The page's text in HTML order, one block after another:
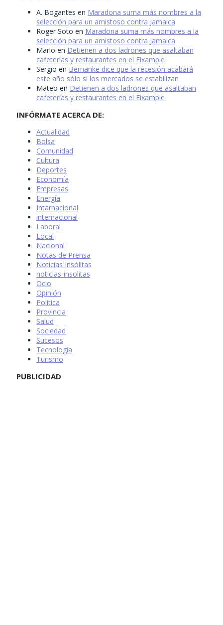
A. Bogantes en Maradona suma más nombres a la
selección para un amistoso contra Jamaica
Roger Soto en Maradona suma más nombres a la
selección para un amistoso contra Jamaica
Mario en Detienen a dos ladrones que asaltaban
cafeterías y restaurantes en el Eixample
Sergio en Bernanke dice que la recesión acabará
este año sólo si los mercados se estabilizan
Mateo en Detienen a dos ladrones que asaltaban
cafeterías y restaurantes en el Eixample
INFÓRMATE ACERCA DE:
Actualidad
Bolsa
Comunidad
Cultura
Deportes
Economía
Empresas
Energía
Intarnacional
internacional
Laboral
Local
Nacional
Notas de Prensa
Noticias Insólitas
noticias-insolitas
Ocio
Opinión
Política
Provincia
Salud
Sociedad
Sucesos
Tecnología
Turismo
PUBLICIDAD